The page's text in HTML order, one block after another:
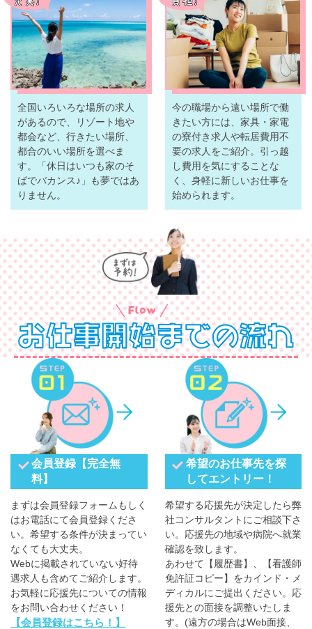
全国いろいろな場所の求人
があるので、リゾート地や
都会など、行きたい場所、
都合のいい場所を選べま
す。「休日はいつも家のそ
ばでバカンス♪」も夢ではあ
りません。
今の職場から遠い場所で働
きたい方には、家具・家電
の寮付き求人や転居費用不
要の求人をご紹介。引っ越
し費用を気にすることな
く、身軽に新しいお仕事を
始められます。
会員登録【完全無
料】
まずは会員登録フォームもしく
はお電話にて会員登録くださ
い。希望する条件が決まってい
なくても大丈夫。
Webに掲載されていない好待
遇求人も含めてご紹介します。
お気軽に応援先についての情報
をお問い合わせください！
【会員登録はこちら！】
希望のお仕事先を探
してエントリー！
希望する応援先が決定したら弊
社コンサルタントにご相談下さ
い。応援先の地域や病院へ就業
確認を致します。
あわせて【履歴書】、【看護師
免許証コピー】をカインド・メ
ディカルにご提出ください。応
援先との面接を調整いたしま
す。(遠方の場合はWeb面接、